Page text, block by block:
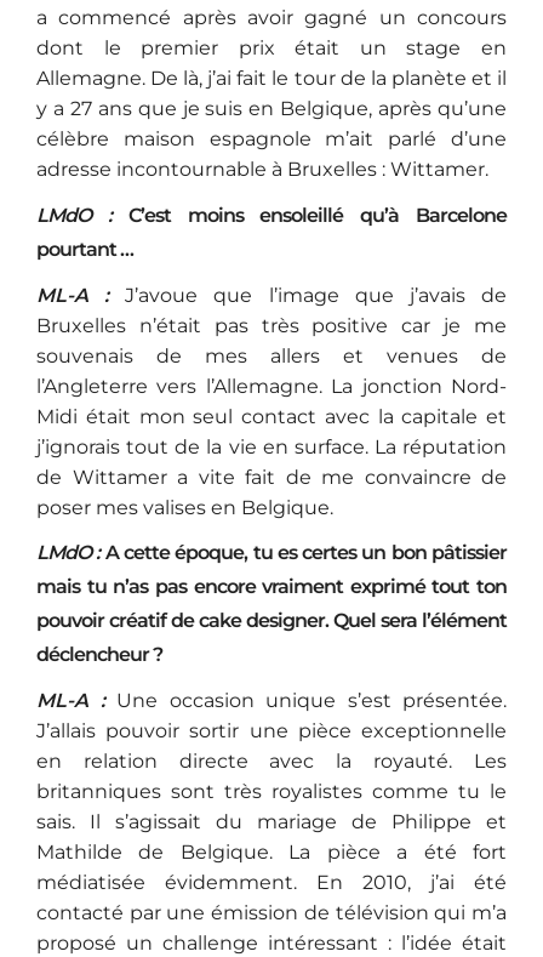
a commencé après avoir gagné un concours
dont le premier prix était un stage en
Allemagne. De là, j’ai fait le tour de la planète et il
y a 27 ans que je suis en Belgique, après qu’une
célèbre maison espagnole m’ait parlé d’une
adresse incontournable à Bruxelles : Wittamer.
LMdO :C’est moins ensoleillé qu’à Barcelone
pourtant …
ML-A :J’avoue que l’image que j’avais de
Bruxelles n’était pas très positive car je me
souvenais de mes allers et venues de
l’Angleterre vers l’Allemagne. La jonction Nord-
Midi était mon seul contact avec la capitale et
j’ignorais tout de la vie en surface. La réputation
de Wittamer a vite fait de me convaincre de
poser mes valises en Belgique.
LMdO :A cette époque, tu es certes un bon pâtissier
mais tu n’as pas encore vraiment exprimé tout ton
pouvoir créatif de cake designer. Quel sera l’élément
déclencheur ?
ML-A : Une occasion unique s’est présentée.
J’allais pouvoir sortir une pièce exceptionnelle
en relation directe avec la royauté. Les
britanniques sont très royalistes comme tu le
sais. Il s’agissait du mariage de Philippe et
Mathilde de Belgique. La pièce a été fort
médiatisée évidemment. En 2010, j’ai été
contacté par une émission de télévision qui m’a
proposé un challenge intéressant : l’idée était